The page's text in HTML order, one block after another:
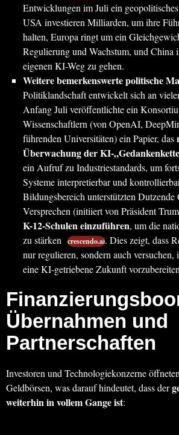
Entwicklungen im Juli ein
USA investieren Milliarden, um ihre
halten, Europa ringt um ein
Regulierung und Wachstum, und China
eigenen KI-Weg zu gehen.
Weitere bemerkenswerte politische
Politiklandschaft entwickelt sich an
Anfang Juli veröffentlichte ein
Wissenschaftlern (von OpenAI,
führenden Universitäten) ein Papier, das
Überwachung der KI-
ein Aufruf zu Industriestandards, um
Systeme interpretierbar und
Bildungsbereich unterstützten Dutzende
Versprechen (initiiert von Präsident
K-12-Schulen einzuführen, um die
zu stärken
crescendo.ai. Dies zeigt, dass
nur regulieren, sondern auch
eine KI-getriebene Zukunft
Übernahmen und
Partnerschaften
Investoren und Technologiekonzerne
Geldbörsen, was darauf hindeutet, dass der
weiterhin in vollem Gange ist: